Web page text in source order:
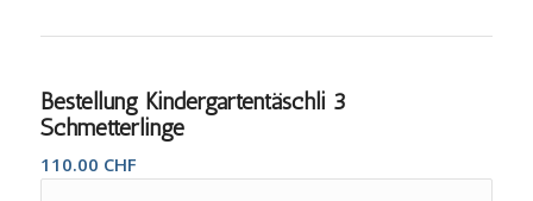
Bestellung Kindergartentäschli 3
Schmetterlinge
110.00 CHF